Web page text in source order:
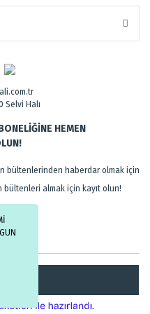
Selvi Halı
HEMEN
bültenlerinden haberdar olmak için
bültenleri almak için kayıt olun!
e-